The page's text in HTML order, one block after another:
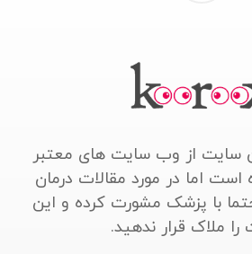
سایت از وب سایت های معتبر
اما در مورد مقالات درمان
با پزشک مشورت کرده و این
را ملاک قرار ندهید.